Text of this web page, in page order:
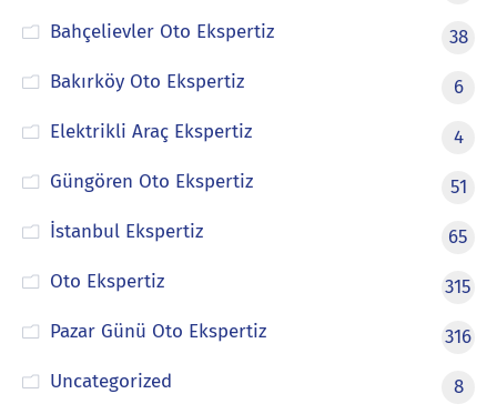
Bahçelievler Oto Ekspertiz
38
Bakırköy Oto Ekspertiz
6
Elektrikli Araç Ekspertiz
4
Güngören Oto Ekspertiz
51
İstanbul Ekspertiz
65
Oto Ekspertiz
315
Pazar Günü Oto Ekspertiz
316
Uncategorized
8